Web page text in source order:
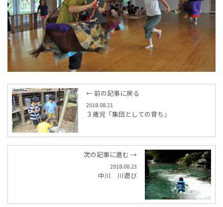
← 前の記事に戻る
2018.08.21
３歳児「集団としての育ち」
次の記事に進む →
2018.08.23
中川 川遊び